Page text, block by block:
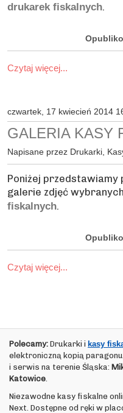
drukarek fiskalnych.
Czytaj więcej...
czwartek, 17 kwiecień 2014
GALERIA KASY
Napisane przez Drukarki,
Poniżej
galerie zdjęć
fiskalnych.
Czytaj więcej...
Polecamy: Drukarki i kasy
elektroniczną kopią
i serwis na terenie Śląska:
Katowice.
Niezawodne kasy fiskalne
Next. Dostępne od ręki w